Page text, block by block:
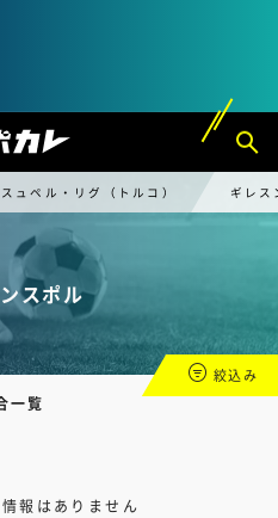
スュペル・リグ（トルコ） ギレス
スポル
一覧
絞込み
報はありません